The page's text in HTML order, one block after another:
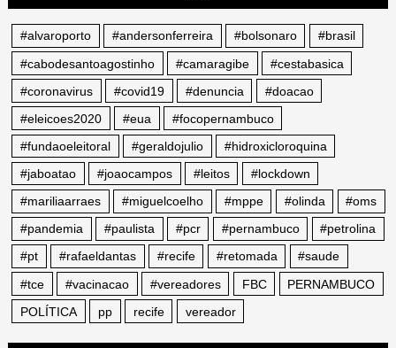
#alvaroporto #andersonferreira #bolsonaro
#brasil
#cabodesantoagostinho
#camaragibe
#cestabasica
#coronavirus
#covid19 #denuncia
#doacao
#eleicoes2020
#eua
#focopernambuco
#fundaoeleitoral
#geraldojulio
#hidroxicloroquina
#jaboatao
#joaocampos #leitos
#lockdown
#mariliaarraes
#miguelcoelho #mppe #olinda
#oms
#pandemia
#paulista #pcr #pernambuco
#petrolina
#pt
#rafaeldantas #recife #retomada
#saude
#tce
#vacinacao #vereadores FBC
PERNAMBUCO
POLÍTICA
pp recife vereador